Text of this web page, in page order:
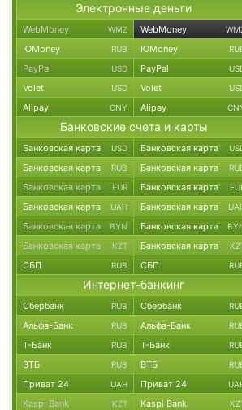
Электронные деньги
WebMoney WMZ WebMoney
ЮMoney RUB ЮMoney
PayPal USD PayPal
Volet USD Volet
Alipay CNY Alipay
Банковские счета и карты
Банковская карта USD Банковская карта
Банковская карта RUB Банковская карта
Банковская карта EUR Банковская карта
Банковская карта UAH Банковская карта
Банковская карта BYN Банковская карта
Банковская карта KZT Банковская карта
СБП RUB СБП
Интернет-банкинг
Сбербанк RUB Сбербанк
Альфа-Банк RUB Альфа-Банк
Т-Банк RUB Т-Банк
ВТБ RUB ВТБ
Приват 24 UAH Приват 24
Kaspi Bank KZT Kaspi Bank